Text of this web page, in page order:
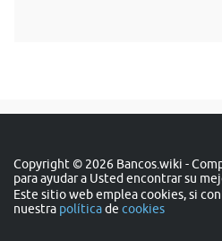
Copyright © 2026 Bancos.wiki -
para ayudar a Usted encontrar su
Este sitio web emplea cookies, si
nuestra políticade cookies